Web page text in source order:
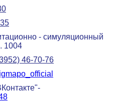
- симуляционный
1004
46-70-76